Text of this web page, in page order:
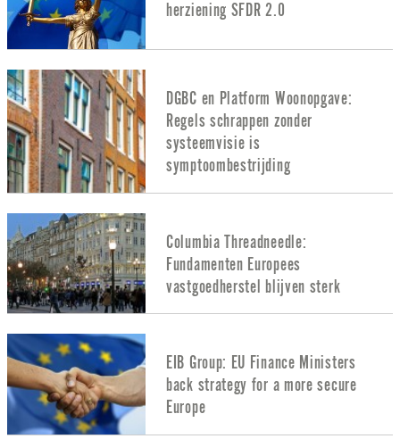
herziening SFDR 2.0
DGBC en Platform Woonopgave:
Regels schrappen zonder
systeemvisie is
symptoombestrijding
Columbia Threadneedle:
Fundamenten Europees
vastgoedherstel blijven sterk
EIB Group: EU Finance Ministers
back strategy for a more secure
Europe